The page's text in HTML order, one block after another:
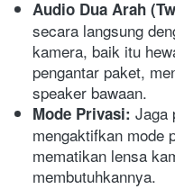
Audio Dua Arah
secara langsung
kamera, baik itu
pengantar paket,
speaker bawaan.
Mode Privasi: Jaga
mengaktifkan mode
mematikan lensa
membutuhkannya.